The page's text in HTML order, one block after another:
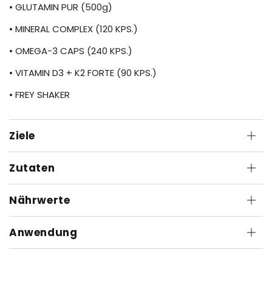
• GLUTAMIN PUR (500g)
• MINERAL COMPLEX (120 KPS.)
• OMEGA-3 CAPS (240 KPS.)
• VITAMIN D3 + K2 FORTE (90 KPS.)
• FREY SHAKER
Ziele
Zutaten
Nährwerte
Anwendung